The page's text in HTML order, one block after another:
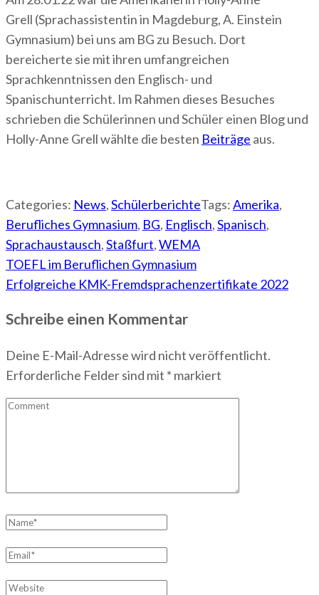
Grell (Sprachassistentin in Magdeburg, A. Einstein
Gymnasium) bei uns am BG zu Besuch. Dort
bereicherte sie mit ihren umfangreichen
Sprachkenntnissen den Englisch- und
Spanischunterricht. Im Rahmen dieses Besuches
schrieben die Schülerinnen und Schüler einen Blog und
Holly-Anne Grell wählte die besten Beiträge aus.
Categories: News,SchülerberichteTags:Amerika,
Berufliches Gymnasium, BG, Englisch,Spanisch,
Sprachaustausch,Staßfurt,WEMA
Beitragsnavigation
TOEFL im Beruflichen Gymnasium
Erfolgreiche KMK-Fremdsprachenzertifikate 2022
Schreibe einen Kommentar
Deine E-Mail-Adresse wird nicht veröffentlicht.
Erforderliche Felder sind mit * markiert
Comment
Name*
Email*
Website